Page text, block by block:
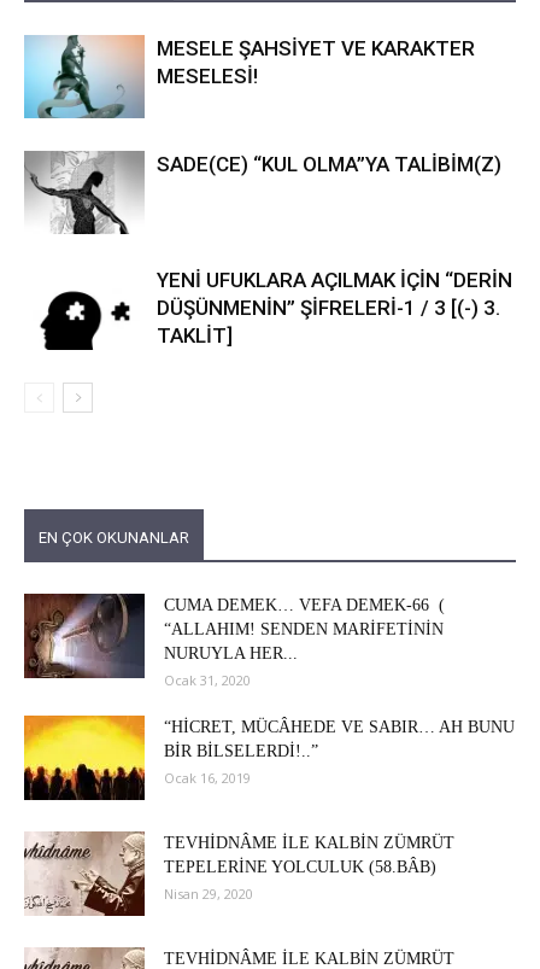
MESELE ŞAHSİYET VE KARAKTER
MESELESİ!
SADE(CE) “KUL OLMA”YA TALİBİM(Z)
YENİ UFUKLARA AÇILMAK İÇİN “DERİN
DÜŞÜNMENİN” ŞİFRELERİ-1 / 3 [(-) 3.
TAKLİT]
EN ÇOK OKUNANLAR
CUMA DEMEK… VEFA DEMEK-66 (
“ALLAHIM! SENDEN MARİFETİNİN
NURUYLA HER...
Ocak 31, 2020
“HİCRET, MÜCÂHEDE VE SABIR… AH BUNU
BİR BİLSELERDİ!..”
Ocak 16, 2019
TEVHİDNÂME İLE KALBİN ZÜMRÜT
TEPELERİNE YOLCULUK (58.BÂB)
Nisan 29, 2020
TEVHİDNÂME İLE KALBİN ZÜMRÜT